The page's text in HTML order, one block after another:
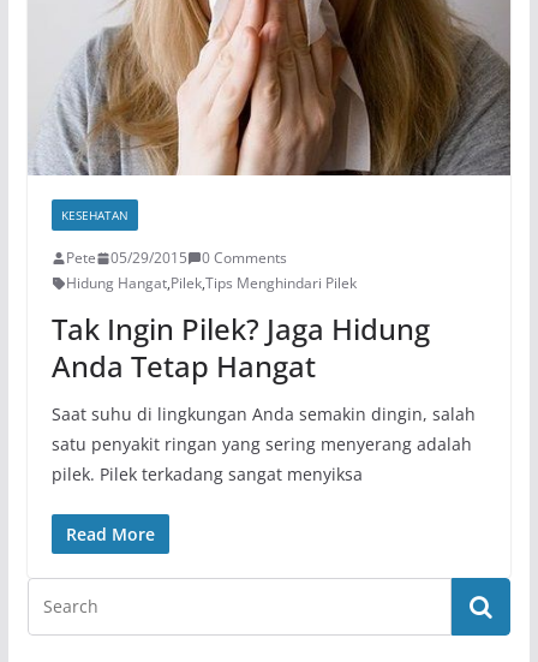
KESEHATAN
Pete 05/29/2015
0 Comments
Hidung Hangat,Pilek,Tips Menghindari Pilek
Tak Ingin Pilek? Jaga Hidung
Anda Tetap Hangat
Saat suhu di lingkungan Anda semakin dingin, salah
satu penyakit ringan yang sering menyerang adalah
pilek. Pilek terkadang sangat menyiksa
Read More